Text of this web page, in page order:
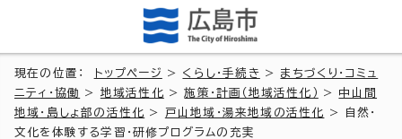
現在の位置： トップページ > くらし・手続き > まちづくり・コミュ
ニティ・協働
> 地域活性化 >施策・計画（地域活性化） > 中山間
地域・島しょ部の活性化 > 戸山地域・湯来地域の活性化
> 自然・
文化を体験する学習・研修プログラムの充実